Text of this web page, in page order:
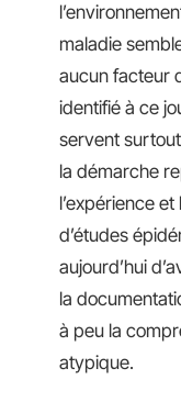
maladie
aucun facteur
identifié à ce
servent
la démarche
l’expérience
d’études
aujourd’hui
la
à peu la
atypique.